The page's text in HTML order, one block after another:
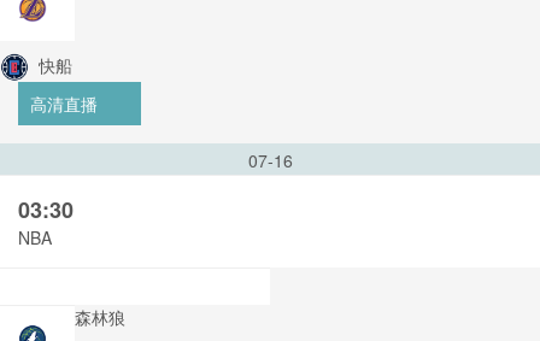
快船
高清直播
07-16
03:30
NBA
森林狼